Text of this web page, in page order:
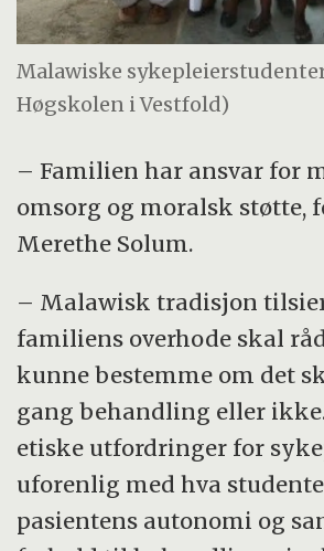
Malawiske
Høgskolen i Vestfold)
– Familien har ansvar for
omsorg og moralsk støtte,
Merethe Solum.
– Malawisk tradisjon
familiens overhode skal
kunne bestemme om det
gang behandling eller
etiske utfordringer for
uforenlig med hva
pasientens autonomi og